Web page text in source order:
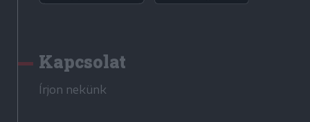
Kapcsolat
Írjon nekünk